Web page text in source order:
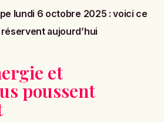
lundi 6 octobre 2025 : voici ce
aujourd’hui
et
poussent